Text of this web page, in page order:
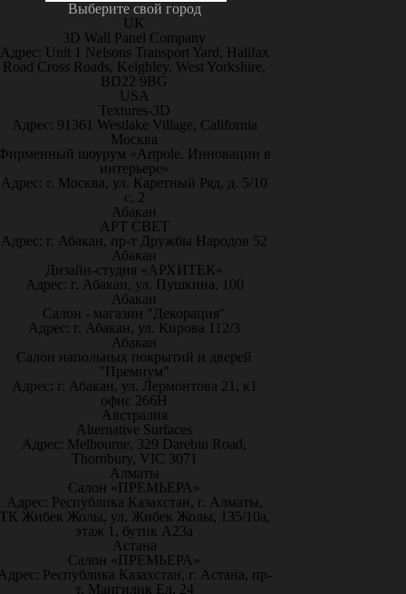
Выберите свой город
UK
3D Wall Panel Company
Адрес: Unit 1 Nelsons Transport Yard, Halifax
Road Cross Roads, Keighley, West Yorkshire,
BD22 9BG
USA
Textures-3D
Адрес: 91361 Westlake Village, California
Москва
шоурум «Artpole. Инновации в
интерьере»
Адрес: г. Москва, ул. Каретный Ряд, д. 5/10
с. 2
Абакан
АРТ СВЕТ
Адрес: г. Абакан, пр-т Дружбы Народов 52
Абакан
Дизайн-студия «АРХИТЕК»
Адрес: г. Абакан, ул. Пушкина, 100
Абакан
Салон - магазин "Декорация"
Адрес: г. Абакан, ул. Кирова 112/3
Абакан
Салон напольных покрытий и дверей
"Премиум"
Адрес: г. Абакан, ул. Лермонтова 21, к1
офис 266Н
Австралия
Alternative Surfaces
Адрес: Melbourne, 329 Darebin Road,
Thornbury, VIC 3071
Алматы
Салон «ПРЕМЬЕРА»
Адрес: Республика Казахстан, г. Алматы,
Жибек Жолы, ул. Жибек Жолы, 135/10а,
этаж 1, бутик А23а
Астана
Салон «ПРЕМЬЕРА»
Республика Казахстан, г. Астана, пр-
т. Мангилик Ел, 24